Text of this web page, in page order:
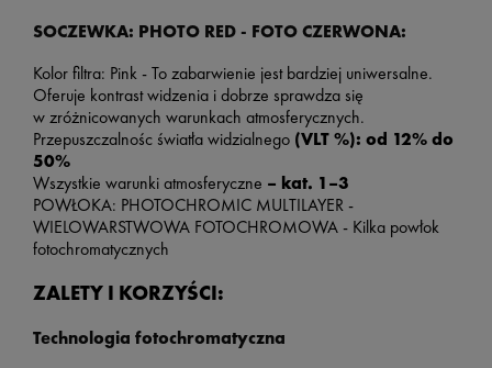
SOCZEWKA: PHOTO RED - FOTO CZERWONA:
Kolor filtra: Pink -To zabarwienie jest bardziej uniwersalne.
Oferuje kontrast widzenia i dobrze sprawdza się
w zróżnicowanych warunkach atmosferycznych.
Przepuszczalnośc światła widzialnego (VLT %): od 12% do
50%
Wszystkie warunki atmosferyczne – kat. 1–3
POWŁOKA: PHOTOCHROMIC MULTILAYER -
WIELOWARSTWOWA FOTOCHROMOWA - Kilka powłok
fotochromatycznych
ZALETY I KORZYŚCI:
Technologia fotochromatyczna